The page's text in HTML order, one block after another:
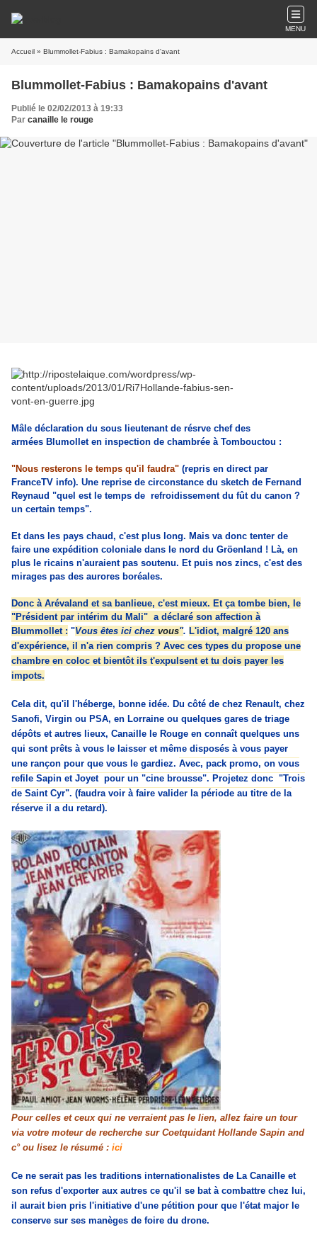
MENU
Accueil » Blummollet-Fabius : Bamakopains d'avant
Blummollet-Fabius : Bamakopains d'avant
Publié le 02/02/2013 à 19:33
Par canaille le rouge
Mâle déclaration du sous lieutenant de résrve chef des
armées Blumollet en inspection de chambrée à Tombouctou :
"Nous resterons le temps qu'il faudra" (repris en direct par
FranceTV info). Une reprise de circonstance du sketch de Fernand
Reynaud "quel est le temps de refroidissement du fût du canon ?
un certain temps".
Et dans les pays chaud, c'est plus long. Mais va donc tenter de
faire une expédition coloniale dans le nord du Gröenland ! Là, en
plus le ricains n'auraient pas soutenu. Et puis nos zincs, c'est des
mirages pas des aurores boréales.
Donc à Arévaland et sa banlieue, c'est mieux. Et ça tombe bien, le
"Président par intérim du Mali" a déclaré son affection à
Blummollet : "Vous êtes ici chez vous". L'idiot, malgré 120 ans
d'expérience, il n'a rien compris ? Avec ces types du propose une
chambre en coloc et bientôt ils t'expulsent et tu dois payer les
impots.
Cela dit, qu'il l'héberge, bonne idée. Du côté de chez Renault, chez
Sanofi, Virgin ou PSA, en Lorraine ou quelques gares de triage
dépôts et autres lieux, Canaille le Rouge en connaît quelques uns
qui sont prêts à vous le laisser et même disposés à vous payer
une rançon pour que vous le gardiez. Avec, pack promo, on vous
refile Sapin et Joyet pour un "cine brousse". Projetez donc "Trois
de Saint Cyr". (faudra voir à faire valider la période au titre de la
réserve il a du retard).
Pour celles et ceux qui ne verraient pas le lien, allez faire un tour
via votre moteur de recherche sur Coetquidant Hollande Sapin and
c° ou lisez le résumé : ici
Ce ne serait pas les traditions internationalistes de La Canaille et
son refus d'exporter aux autres ce qu'il se bat à combattre chez lui,
il aurait bien pris l'initiative d'une pétition pour que l'état major le
conserve sur ses manèges de foire du drone.